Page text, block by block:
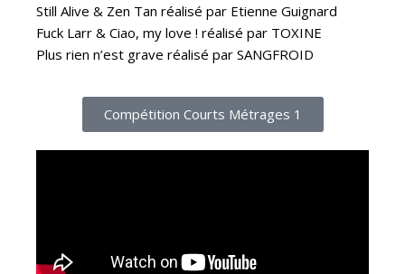
Still Alive & Zen Tan réalisé par Etienne Guignard
Fuck Larr & Ciao, my love ! réalisé par TOXINE
Plus rien n’est grave réalisé par SANGFROID
Compétition Courts Métrages 1